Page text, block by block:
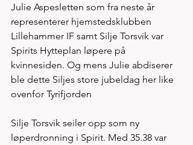
Julie Aspesletten som fra neste år
representerer hjemstedsklubben
Lillehammer IF samt Silje Torsvik var
Spirits Hytteplan løpere på
kvinnesiden. Og mens Julie abdiserer
ble dette Siljes store jubeldag her like
ovenfor Tyrifjorden
Silje Torsvik seiler opp som ny
løperdronning i Spirit. Med 35.38 var